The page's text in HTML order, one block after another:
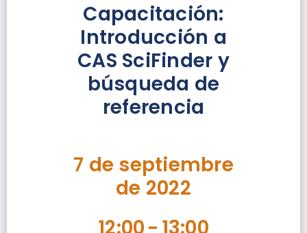
Capacitación:
Introducción a
CAS SciFinder y
búsqueda de
referencia
7 de septiembre
de 2022